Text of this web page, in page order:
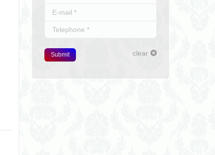
E-mail *
Telephone *
Submit clear